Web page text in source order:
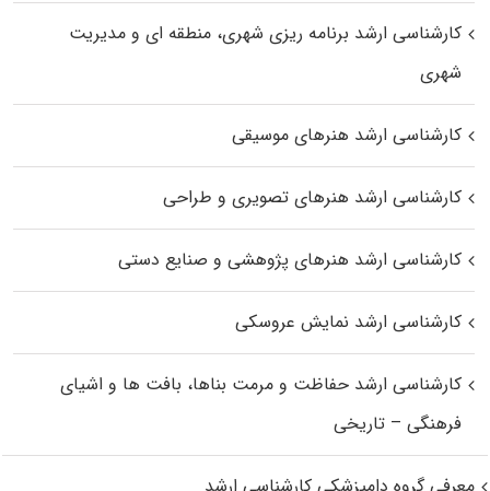
کارشناسی ارشد برنامه ریزی شهری، منطقه‌ ای و مدیریت
شهری
کارشناسی ارشد هنرهای موسیقی
کارشناسی ارشد هنرهای تصویری و طراحی
کارشناسی ارشد هنرهای پژوهشی و صنایع دستی
کارشناسی ارشد نمایش عروسکی
کارشناسی ارشد حفاظت و مرمت بناها، بافت‌ ها و اشیای
فرهنگی – تاریخی